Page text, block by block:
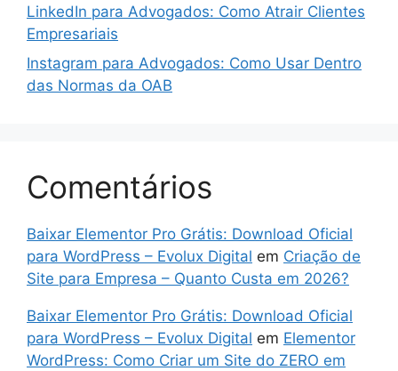
LinkedIn para Advogados: Como Atrair Clientes
Empresariais
Instagram para Advogados: Como Usar Dentro
das Normas da OAB
Comentários
Baixar Elementor Pro Grátis: Download Oficial
para WordPress – Evolux Digital em Criação de
Site para Empresa – Quanto Custa em 2026?
Baixar Elementor Pro Grátis: Download Oficial
para WordPress – Evolux Digital em Elementor
WordPress: Como Criar um Site do ZERO em